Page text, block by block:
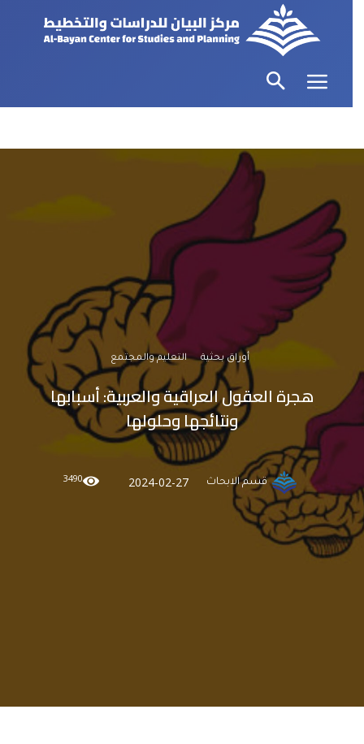
أوراق بحثية التعليم والمجتمع
هجرة العقول العراقية والعربية: أسبابها
ونتائجها وحلولها
قسم الابحاث 2024-02-27
3490